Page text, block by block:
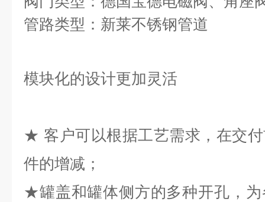
管路类型：新莱不锈钢管道
模块化的设计更加灵活
★ 客户可以根据工艺需求，在交
件的增减；
★罐盖和罐体侧方的多种开孔，